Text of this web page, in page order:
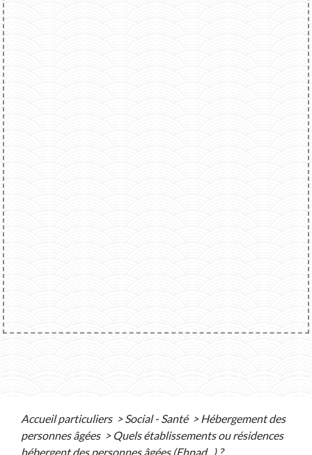
Accueil particuliers > Social - Santé > Hébergement des
personnes âgées > Quels établissements ou résidences
hébergent des personnes âgées (Ehpad...) ?